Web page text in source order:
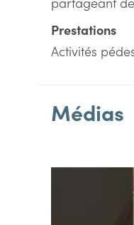
Prestations
Activités
Médias